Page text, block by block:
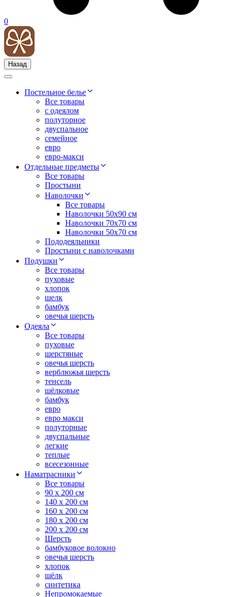
0
Назад
Постельное белье
Все товары
с одеялом
полуторное
двуспальное
семейное
евро
евро-макси
Отдельные предметы
Все товары
Простыни
Наволочки
Все товары
Наволочки 50x90 см
Наволочки 70x70 cм
Наволочки 50х70 см
Пододеяльники
Простыни с наволочками
Подушки
Все товары
пуховые
хлопок
шелк
бамбук
овечья шерсть
Одеяла
Все товары
пуховые
шерстяные
овечья шерсть
верблюжья шерсть
тенсель
шёлковые
бамбук
евро
евро макси
полуторные
двуспальные
легкие
теплые
всесезонные
Наматрасники
Все товары
90 x 200 см
140 x 200 см
160 x 200 см
180 x 200 см
200 x 200 см
Шерсть
бамбуковое волокно
овечья шерсть
хлопок
шёлк
синтетика
Непромокаемые